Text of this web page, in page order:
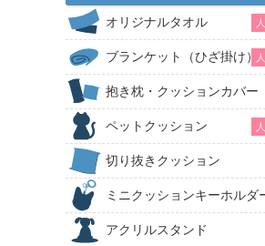
オリジナルタオル
ブランケット（ひざ掛け）
抱き枕・クッションカバー
ペットクッション
切り抜きクッション
ミニクッションキーホルダ
アクリルスタンド